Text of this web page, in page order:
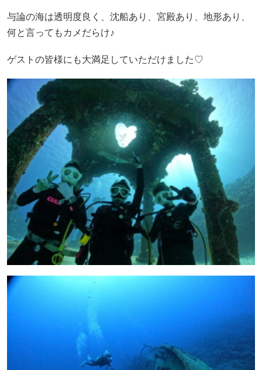
与論の海は透明度良く、沈船あり、宮殿あり、地形あり、
何と言ってもカメだらけ♪
ゲストの皆様にも大満足していただけました♡